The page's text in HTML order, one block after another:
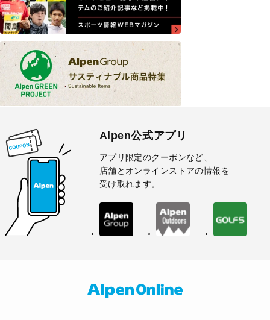
Alpen公式アプリ
アプリ限定のクーポンなど、
店舗とオンラインストアの情報を
受け取れます。